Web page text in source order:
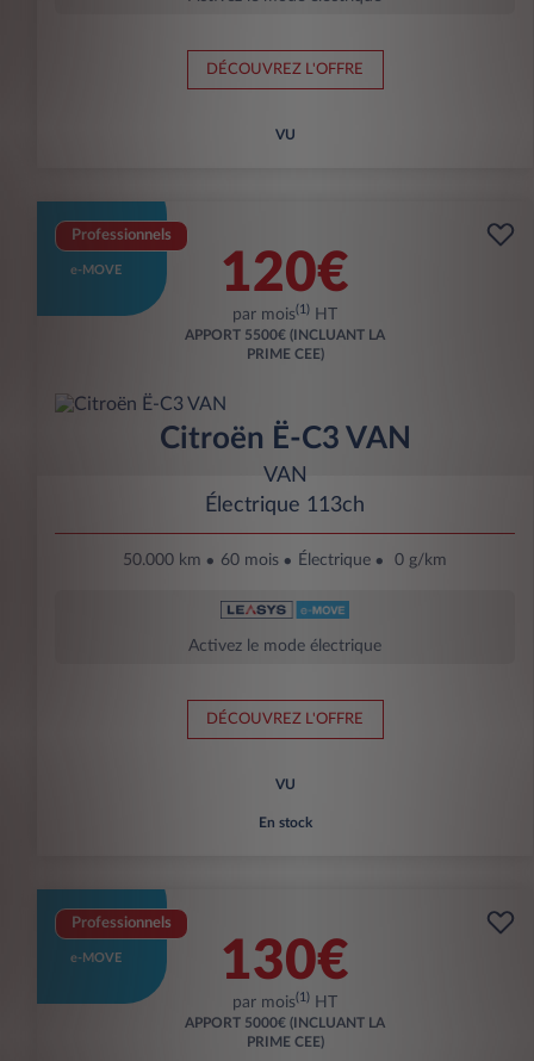
DÉCOUVREZ L'OFFRE
VU
Professionnels
e-MOVE 120€
par mois(1) HT
APPORT 5500€ (INCLUANT LA
PRIME CEE)
Citroën Ë-C3 VAN
VAN
Électrique 113ch
50.000 km 60 mois Électrique 0 g/km
Activez le mode électrique
DÉCOUVREZ L'OFFRE
VU
En stock
Professionnels
e-MOVE 130€
par mois(1) HT
APPORT 5000€ (INCLUANT LA
PRIME CEE)